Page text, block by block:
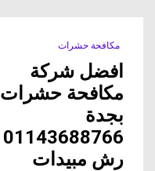
مكافحة حشرات
افضل شركة
مكافحة حشرات
بجدة
01143688766
رش مبيدات